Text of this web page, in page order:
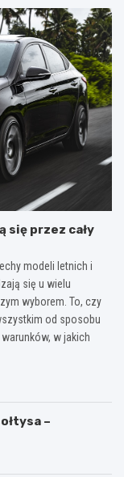
się przez cały
modeli letnich i
się u wielu
wyborem. To, czy
od sposobu
w jakich
–